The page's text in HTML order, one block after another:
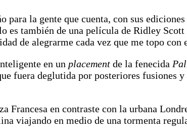
para la gente que cuenta, con sus
también de una película de Ridley Scott
de alegrarme cada vez que me topo con
en un placement de la fenecida
fuera deglutida por posteriores fusiones
Francesa en contraste con la urbana
viajando en medio de una tormenta